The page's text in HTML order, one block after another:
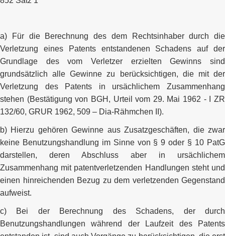
a) Für die Berechnung des dem Rechtsinhaber durch die
Verletzung eines Patents entstandenen Schadens auf der
Grundlage des vom Verletzer erzielten Gewinns sind
grundsätzlich alle Gewinne zu berücksichtigen, die mit der
Verletzung des Patents in ursächlichem Zusammenhang
stehen (Bestätigung von BGH, Urteil vom 29. Mai 1962 - I ZR
132/60, GRUR 1962, 509 – Dia-Rähmchen II).
b) Hierzu gehören Gewinne aus Zusatzgeschäften, die zwar
keine Benutzungshandlung im Sinne von § 9 oder § 10 PatG
darstellen, deren Abschluss aber in ursächlichem
Zusammenhang mit patentverletzenden Handlungen steht und
einen hinreichenden Bezug zu dem verletzenden Gegenstand
aufweist.
c) Bei der Berechnung des Schadens, der durch
Benutzungshandlungen während der Laufzeit des Patents